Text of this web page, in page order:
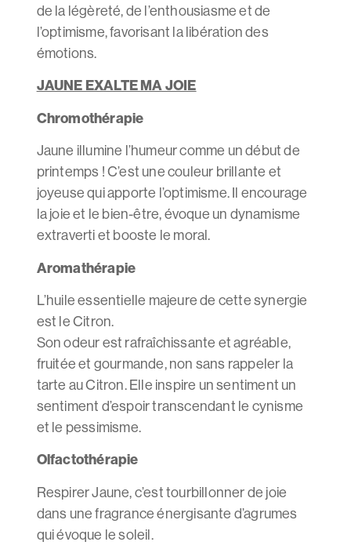
de la légèreté, de l’enthousiasme et de
l’optimisme, favorisant la libération des
émotions.
JAUNE EXALTE MA JOIE
Chromothérapie
Jaune illumine l’humeur comme un début de
printemps ! C’est une couleur brillante et
joyeuse qui apporte l’optimisme. Il encourage
la joie et le bien-être, évoque un dynamisme
extraverti et booste le moral.
Aromathérapie
L’huile essentielle majeure de cette synergie
est le Citron.
Son odeur est rafraîchissante et agréable,
fruitée et gourmande, non sans rappeler la
tarte au Citron. Elle inspire un sentiment un
sentiment d’espoir transcendant le cynisme
et le pessimisme.
Olfactothérapie
Respirer Jaune, c’est tourbillonner de joie
dans une fragrance énergisante d’agrumes
qui évoque le soleil.